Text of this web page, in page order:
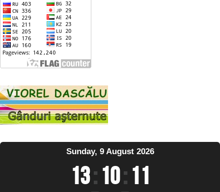
Sunday, 9 August 2026
13:10:11